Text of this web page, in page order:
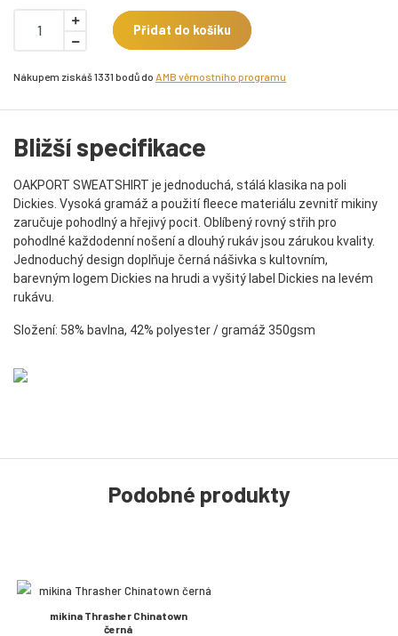
Přidat do košíku
Nákupem získáš 1331 bodů do AMB věrnostního programu
Bližší specifikace
OAKPORT SWEATSHIRT je jednoduchá, stálá klasika na poli
Dickies. Vysoká gramáž a použití fleece materiálu zevnitř mikiny
zaručuje pohodlný a hřejivý pocit. Oblíbený rovný střih pro
pohodlné každodenní nošení a dlouhý rukáv jsou zárukou kvality.
Jednoduchý design doplňuje černá nášivka s kultovním,
barevným logem Dickies na hrudi a vyšitý label Dickies na levém
rukávu.
Složení: 58% bavlna, 42% polyester / gramáž 350gsm
Podobné produkty
mikina Thrasher Chinatown
černá